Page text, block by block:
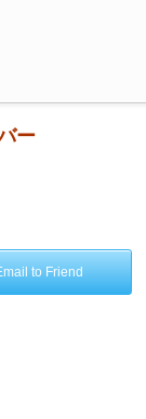
ー
to Friend